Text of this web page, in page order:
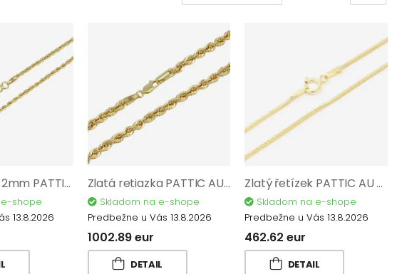
Zlatý řetízek 2mm PATTIC AU 585/1000 2,55 gr CA01002-50
shope
13.8.2026
Zlatá retiazka PATTIC AU 585/1000 4,15 gr CA00802-50
Skladom na e-shope
Predbežne u Vás 13.8.2026
1002.89 eur
DETAIL
Zlatý řetízek PATTIC AU 585/1000 2,05 gr CA00502-45
Skladom na e-shope
Predbežne u Vás 13.8.2026
462.62 eur
DETAIL